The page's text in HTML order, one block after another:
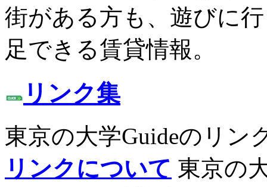
街がある方も、遊びに
足できる賃貸情報。
リンク集
東京の大学Guideのリン
リンクについて 東京の